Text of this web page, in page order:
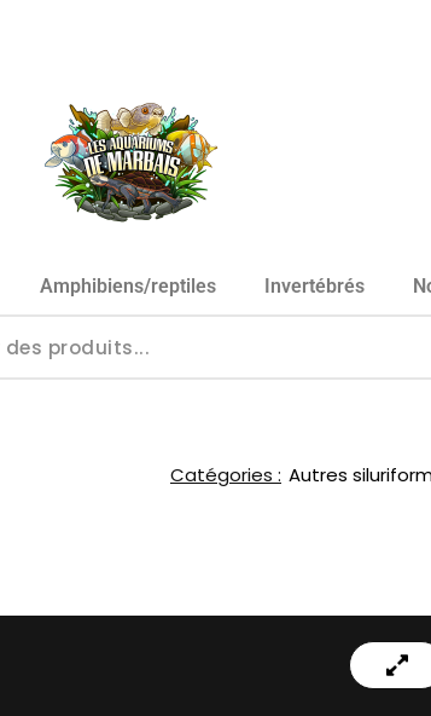
Amphibiens/reptiles Invertébrés
Catégories : Autres